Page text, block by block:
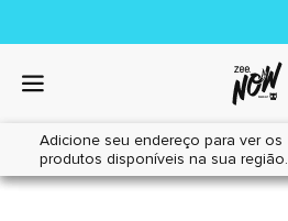
Adicione seu endereço para ver os
produtos disponíveis na sua região.
Home|Cães|Acessórios